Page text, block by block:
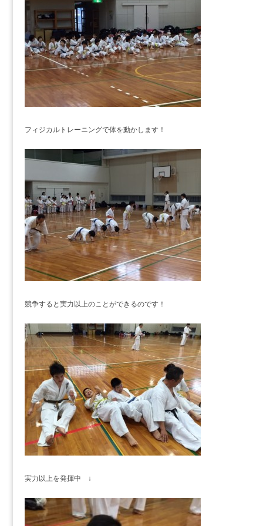
フィジカルトレーニングで体を動かします！
競争すると実力以上のことができるのです！
実力以上を発揮中 ↓